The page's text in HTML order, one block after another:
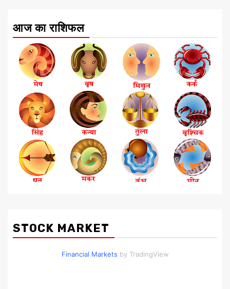
आज का राशिफल
STOCK MARKET
Financial Markets by TradingView